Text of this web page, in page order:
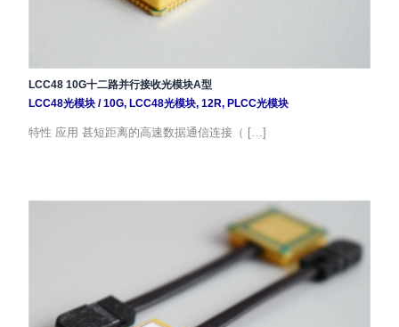
LCC48 10G十二路并行接收光模块A型
LCC48光模块/10G, LCC48光模块, 12R, PLCC光模块
特性 应用 甚短距离的高速数据通信连接（ […]